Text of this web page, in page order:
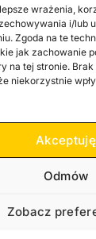
wrażenia,
i/lub
Zgoda na te
jak zachowanie
na tej stronie.
niekorzystnie
Akceptuję
Odmów
Zobacz